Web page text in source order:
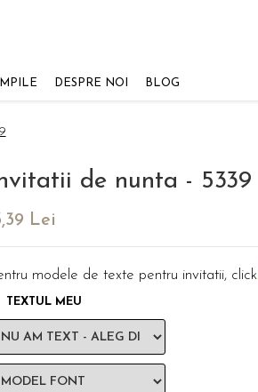
DESPRE NOI BLOG
de nunta - 5339
Lei
modele de texte pentru invitatii, click
TEXTUL MEU